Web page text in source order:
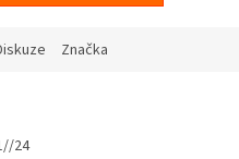
Značka
24